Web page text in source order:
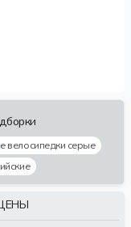
велосипедки серые